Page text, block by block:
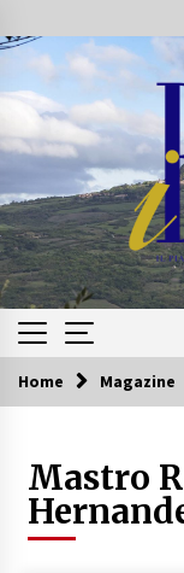
to
content
Speciali
Home Magazine
Mastro